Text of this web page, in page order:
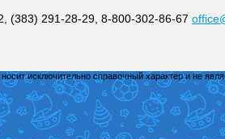
(383) 291-28-29, 8-800-302-86-67
исключительно справочный характер и не